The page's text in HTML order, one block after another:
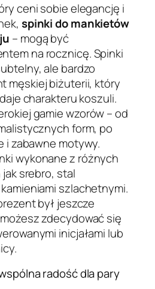
ceni sobie elegancję i
spinki do mankietów
– mogą być
na rocznicę. Spinki
ale bardzo
męskiej biżuterii, który
charakteru koszuli.
gamie wzorów – od
form, po
i zabawne motywy.
wykonane z różnych
srebro, stal
szlachetnymi.
był jeszcze
zdecydować się
inicjałami lub
radość dla pary